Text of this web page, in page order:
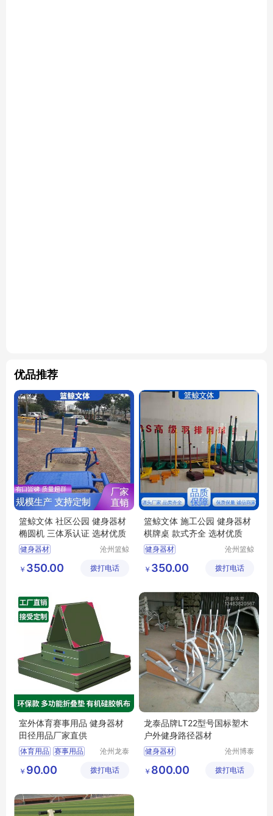
优品推荐
篮鲸文体 社区公园 健身器材
椭圆机 三体系认证 选材优质
健身器材
运动器材厂 椭圆机
沧州篮鲸
设备厂
￥ 350.00 拨打电话
篮鲸文体 施工公园 健身器材
棋牌桌 款式齐全 选材优质
健身器材
组合运动器材
健骑机
沧州篮鲸
设备厂
￥ 350.00 拨打电话
室外体育赛事用品 健身器材
田径用品厂家直供
体育用品 赛事用品
垫子作用
沧州龙泰
有限公司
￥ 90.00 拨打电话
龙泰品牌LT22型号国标塑木
户外健身路径器材
健身器材
沧州博泰
有限公司
￥ 800.00 拨打电话